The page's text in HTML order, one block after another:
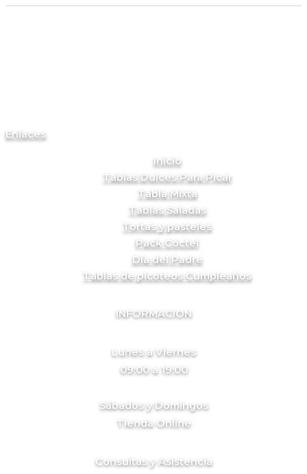
Enlaces
Inicio
Tablas Dulces Para Picar
Tabla Mixta
Tablas Saladas
Tortas y pasteles
Pack Cóctel
Día del Padre
Tablas de picoteos Cumpleaños
INFORMACION
Lunes a Viernes
09:00 a 19:00
Sábados y Domingos
Tienda Online
Consultas y Asistencia